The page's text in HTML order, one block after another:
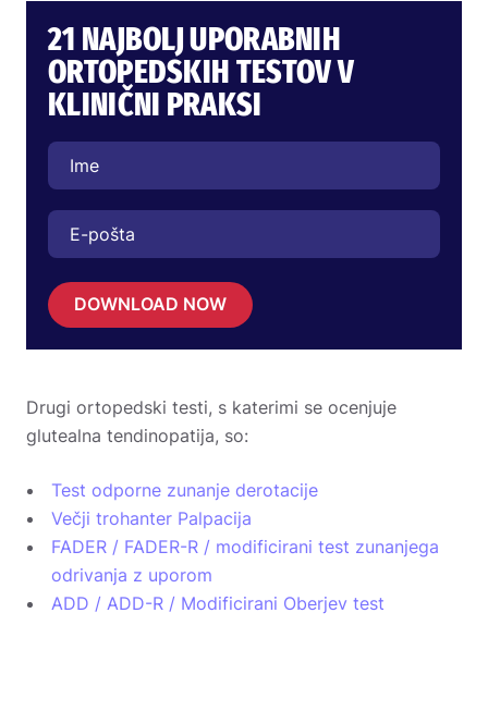
21 NAJBOLJ UPORABNIH
ORTOPEDSKIH TESTOV V
KLINIČNI PRAKSI
DOWNLOAD NOW
Drugi ortopedski testi, s katerimi se ocenjuje
glutealna tendinopatija, so:
Test odporne zunanje derotacije
Večji trohanter Palpacija
FADER / FADER-R / modificirani test zunanjega
odrivanja z uporom
ADD / ADD-R / Modificirani Oberjev test